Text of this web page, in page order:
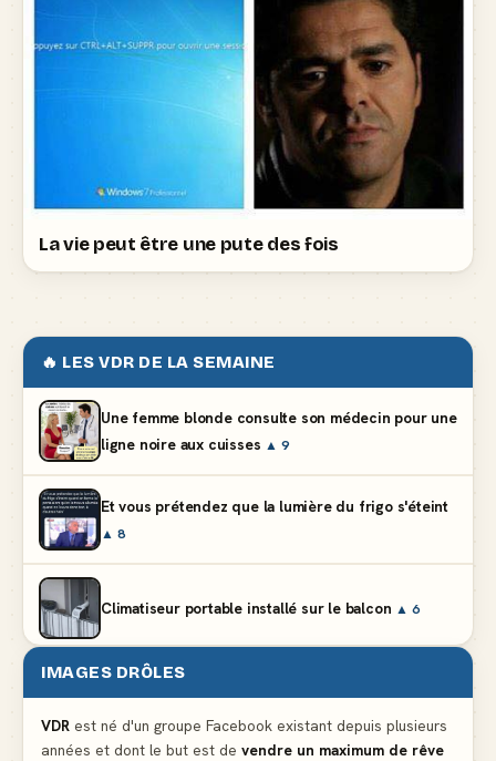
La vie peut être une pute des fois
🔥 LES VDR DE LA SEMAINE
Une femme blonde consulte son médecin pour une
ligne noire aux cuisses ▲ 9
Et vous prétendez que la lumière du frigo s'éteint
▲ 8
Climatiseur portable installé sur le balcon ▲ 6
Partager l'addition alors que vous n'avez pris
IMAGES DRÔLES
VDR est né d'un groupe Facebook existant depuis plusieurs
années et dont le but est de vendre un maximum de rêve